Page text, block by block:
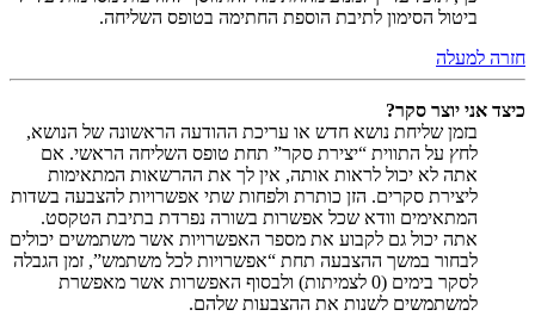
ביטול הסימון לתיבת הוספת החתימה בטופס השליחה.
חזרה למעלה
כיצד אני יוצר סקר?
בזמן שליחת נושא חדש או עריכת ההודעה הראשונה של הנושא,
לחץ על התווית “יצירת סקר” תחת טופס השליחה הראשי. אם
אתה לא יכול לראות אותה, אין לך את ההרשאות המתאימות
ליצירת סקרים. הזן כותרת ולפחות שתי אפשרויות להצבעה בשדות
המתאימים וודא שכל אפשרות בשורה נפרדת בתיבת הטקסט.
אתה יכול גם לקבוע את מספר האפשרויות אשר משתמשים יכולים
לבחור במשך ההצבעה תחת “אפשרויות לכל משתמש”, זמן הגבלה
לסקר בימים (0 לצמיתות) ולבסוף האפשרות אשר מאפשרת
למשתמשים לשנות את ההצבעות שלהם.